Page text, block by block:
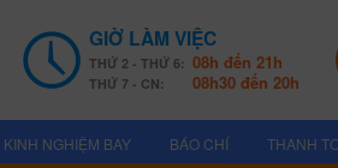
GIỜ LÀM VIỆC
THỨ 2 - THỨ 6: 08h đến 21h
THỨ 7 - CN: 08h30 đến 20h
KINH NGHIỆM BAY BÁO CHÍ THANH